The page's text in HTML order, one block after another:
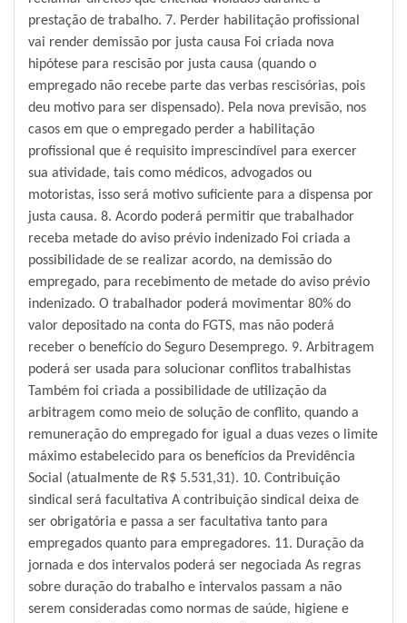
prestação de trabalho. 7. Perder habilitação profissional
vai render demissão por justa causa Foi criada nova
hipótese para rescisão por justa causa (quando o
empregado não recebe parte das verbas rescisórias, pois
deu motivo para ser dispensado). Pela nova previsão, nos
casos em que o empregado perder a habilitação
profissional que é requisito imprescindível para exercer
sua atividade, tais como médicos, advogados ou
motoristas, isso será motivo suficiente para a dispensa por
justa causa. 8. Acordo poderá permitir que trabalhador
receba metade do aviso prévio indenizado Foi criada a
possibilidade de se realizar acordo, na demissão do
empregado, para recebimento de metade do aviso prévio
indenizado. O trabalhador poderá movimentar 80% do
valor depositado na conta do FGTS, mas não poderá
receber o benefício do Seguro Desemprego. 9. Arbitragem
poderá ser usada para solucionar conflitos trabalhistas
Também foi criada a possibilidade de utilização da
arbitragem como meio de solução de conflito, quando a
remuneração do empregado for igual a duas vezes o limite
máximo estabelecido para os benefícios da Previdência
Social (atualmente de R$ 5.531,31). 10. Contribuição
sindical será facultativa A contribuição sindical deixa de
ser obrigatória e passa a ser facultativa tanto para
empregados quanto para empregadores. 11. Duração da
jornada e dos intervalos poderá ser negociada As regras
sobre duração do trabalho e intervalos passam a não
serem consideradas como normas de saúde, higiene e